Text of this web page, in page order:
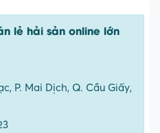
lẻ hải sản online lớn
P. Mai Dịch, Q. Cầu Giấy,